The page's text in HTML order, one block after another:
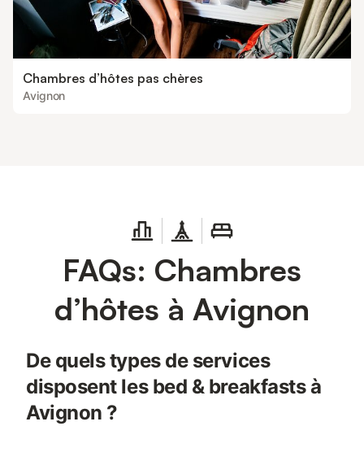
Chambres d’hôtes pas chères
Avignon
FAQs: Chambres
d’hôtes à Avignon
De quels types de services
disposent les bed & breakfasts à
Avignon ?